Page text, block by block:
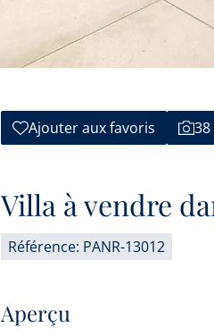
Ajouter aux favoris
Villa à vendre
Référence: PANR-13012
Aperçu